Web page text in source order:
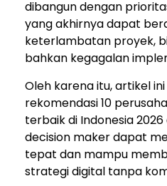
dibangun dengan
yang akhirnya dapat
keterlambatan proyek,
bahkan kegagalan
Oleh karena itu, artikel
rekomendasi 10
terbaik di Indonesia
decision maker dapat
tepat dan mampu
strategi digital tanpa